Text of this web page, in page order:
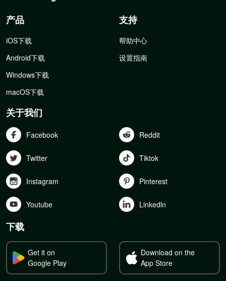
产品
iOS下载
Android下载
Windows下载
macOS下载
支持
帮助中心
设置指南
关于我们
Facebook Reddit
Twitter Tiktok
Instagram Pinterest
Youtube Linkedln
下载
Get it on
Google Play
Download on the
App Store